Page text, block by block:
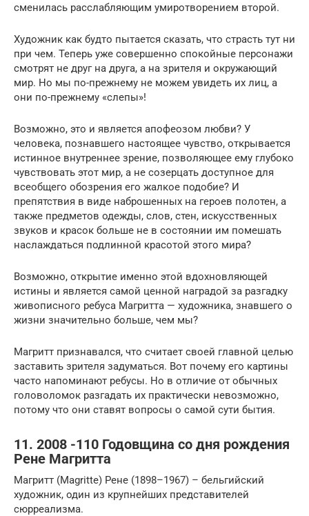
сменилась расслабляющим умиротворением второй.
Художник как будто пытается сказать, что страсть тут ни
при чем. Теперь уже совершенно спокойные персонажи
смотрят не друг на друга, а на зрителя и окружающий
мир. Но мы по-прежнему не можем увидеть их лиц, а
они по-прежнему «слепы»!
Возможно, это и является апофеозом любви? У
человека, познавшего настоящее чувство, открывается
истинное внутреннее зрение, позволяющее ему глубоко
чувствовать этот мир, а не созерцать доступное для
всеобщего обозрения его жалкое подобие? И
препятствия в виде наброшенных на героев полотен, а
также предметов одежды, слов, стен, искусственных
звуков и красок больше не в состоянии им помешать
наслаждаться подлинной красотой этого мира?
Возможно, открытие именно этой вдохновляющей
истины и является самой ценной наградой за разгадку
живописного ребуса Магритта — художника, знавшего о
жизни значительно больше, чем мы?
Магритт признавался, что считает своей главной целью
заставить зрителя задуматься. Вот почему его картины
часто напоминают ребусы. Но в отличие от обычных
головоломок разгадать их практически невозможно,
потому что они ставят вопросы о самой сути бытия.
11. 2008 -110 Годовщина со дня рождения
Рене Магритта
Магритт (Magritte) Рене (1898–1967) – бельгийский
художник, один из крупнейших представителей
сюрреализма.